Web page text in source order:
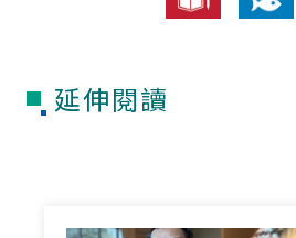
延伸閱讀